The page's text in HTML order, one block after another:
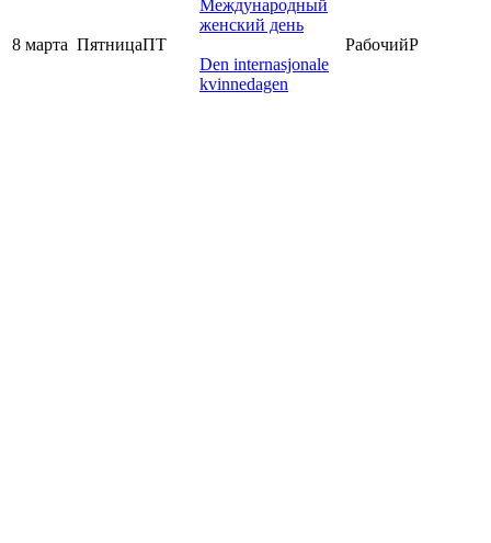
8 марта ПятницаПТ
Международный
женский день
Den internasjonale
kvinnedagen
РабочийР